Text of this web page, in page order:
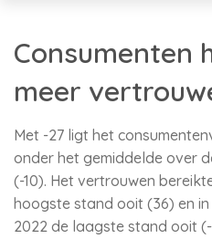
Consumenten
meer
Met -27 ligt het
onder het gemiddelde over
(-10). Het vertrouwen
hoogste stand ooit (36) en
2022 de laagste stand ooit